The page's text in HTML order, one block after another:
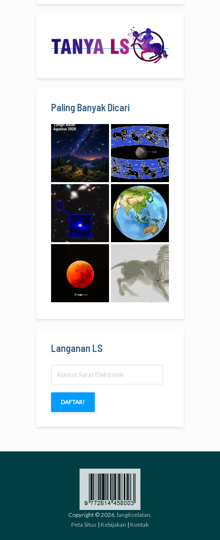
Paling Banyak Dicari
Langanan LS
Surat
Elektronik
DAFTAR!
Copyright © 2026. langitselatan.
Peta Situs | Kebijakan | Kontak